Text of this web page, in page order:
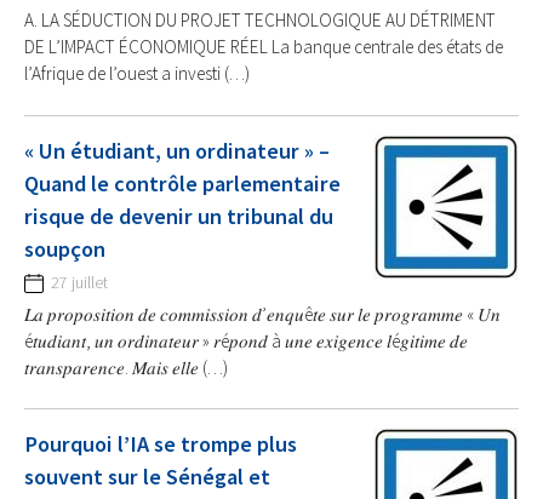
A. LA SÉDUCTION DU PROJET TECHNOLOGIQUE AU DÉTRIMENT
DE L’IMPACT ÉCONOMIQUE RÉEL La banque centrale des états de
l’Afrique de l’ouest a investi (…)
« Un étudiant, un ordinateur » –
Quand le contrôle parlementaire
risque de devenir un tribunal du
soupçon
27 juillet
𝐿𝑎 𝑝𝑟𝑜𝑝𝑜𝑠𝑖𝑡𝑖𝑜𝑛 𝑑𝑒 𝑐𝑜𝑚𝑚𝑖𝑠𝑠𝑖𝑜𝑛 𝑑’𝑒𝑛𝑞𝑢ê𝑡𝑒 𝑠𝑢𝑟 𝑙𝑒 𝑝𝑟𝑜𝑔𝑟𝑎𝑚𝑚𝑒 « 𝑈𝑛
é𝑡𝑢𝑑𝑖𝑎𝑛𝑡, 𝑢𝑛 𝑜𝑟𝑑𝑖𝑛𝑎𝑡𝑒𝑢𝑟 » 𝑟é𝑝𝑜𝑛𝑑 à 𝑢𝑛𝑒 𝑒𝑥𝑖𝑔𝑒𝑛𝑐𝑒 𝑙é𝑔𝑖𝑡𝑖𝑚𝑒 𝑑𝑒
𝑡𝑟𝑎𝑛𝑠𝑝𝑎𝑟𝑒𝑛𝑐𝑒. 𝑀𝑎𝑖𝑠 𝑒𝑙𝑙𝑒 (…)
Pourquoi l’IA se trompe plus
souvent sur le Sénégal et